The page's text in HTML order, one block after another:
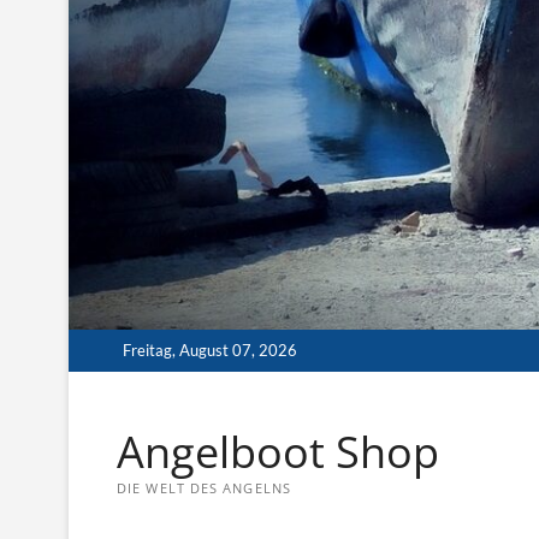
Freitag, August 07, 2026
Angelboot Shop
DIE WELT DES ANGELNS